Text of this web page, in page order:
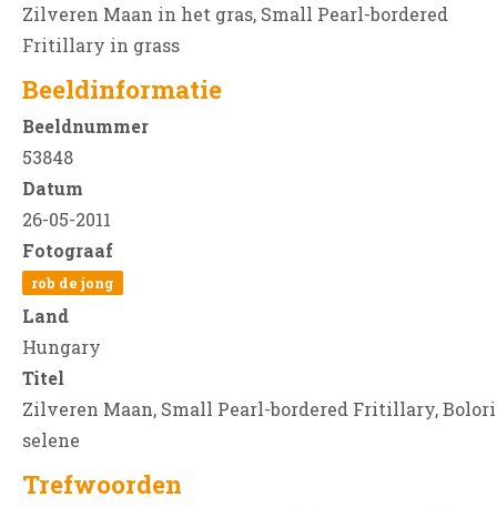
Zilveren Maan in het gras, Small Pearl-bordered
Fritillary in grass
Beeldinformatie
Beeldnummer
53848
Datum
26-05-2011
Fotograaf
rob de jong
Land
Hungary
Titel
Zilveren Maan, Small Pearl-bordered Fritillary,
selene
Trefwoorden